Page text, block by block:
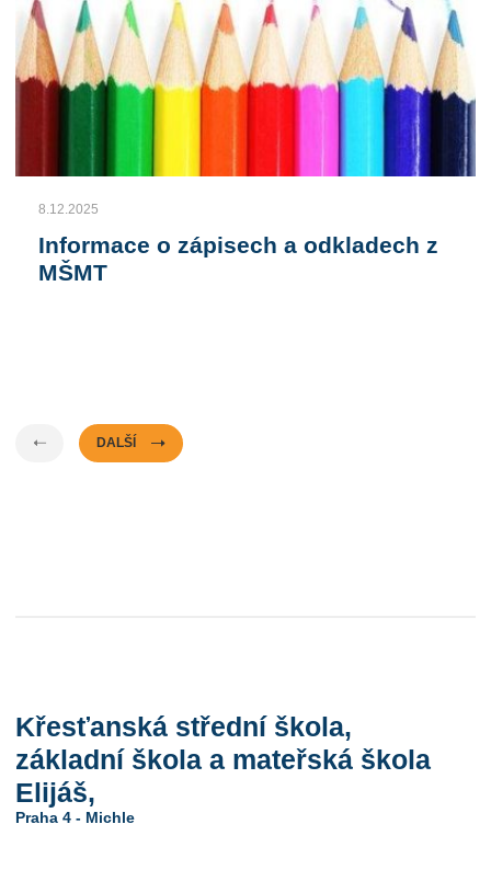
8.12.2025
Informace o zápisech a odkladech z
MŠMT
DALŠÍ
Křesťanská střední škola,
základní škola a mateřská škola
Elijáš,
Praha 4 - Michle